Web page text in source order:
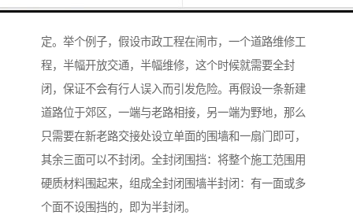
定。举个例子，假设市政工程在闹市，一个道路维修工
程，半幅开放交通，半幅维修，这个时候就需要全封
闭，保证不会有行人误入而引发危险。再假设一条新建
道路位于郊区，一端与老路相接，另一端为野地，那么
只需要在新老路交接处设立单面的围墙和一扇门即可，
其余三面可以不封闭。全封闭围挡：将整个施工范围用
硬质材料围起来，组成全封闭围墙半封闭：有一面或多
个面不设围挡的，即为半封闭。